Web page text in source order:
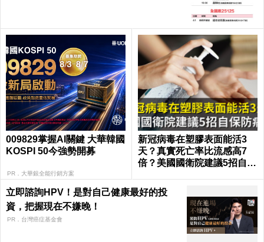
009829掌握AI關鍵 大華韓國
KOSPI 50今強勢開募
PR．大華銀全能行銷方案
新冠病毒在塑膠表面能活3
天？真實死亡率比流感高7
倍？美國國衛院建議5招自保
立即諮詢HPV！是對自己健康最好的投
資，把握現在不嫌晚！
PR．台灣癌症基金會